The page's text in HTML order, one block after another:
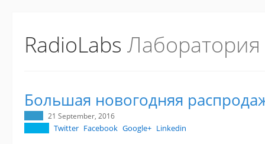
RadioLabs
Большая новогодняя
21 September, 2016
Twitter Facebook Google+ Linkedin